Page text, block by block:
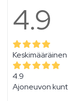
4.9
4.9
Ajoneuvon